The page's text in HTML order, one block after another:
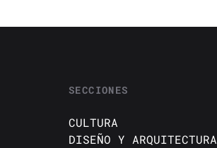
SECCIONES
CULTURA
DISEÑO Y ARQUITECTURA